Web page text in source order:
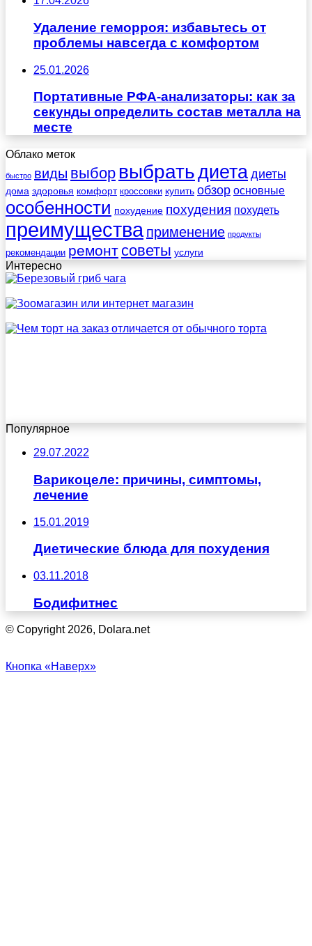
Удаление геморроя: избавьтесь от
проблемы навсегда с комфортом
25.01.2026
Портативные РФА-анализаторы: как за
секунды определить состав металла на
месте
Облако меток
быстро виды выбор выбратьдиета диеты
дома здоровья комфорт кроссовки купить обзор основные
особенности похудение похудения похудеть
преимущества применение продукты
рекомендации ремонт советы услуги
Интересно
Популярное
29.07.2022
Варикоцеле: причины, симптомы,
лечение
15.01.2019
Диетические блюда для похудения
03.11.2018
Бодифитнес
© Copyright 2026, Dolara.net
Кнопка «Наверх»